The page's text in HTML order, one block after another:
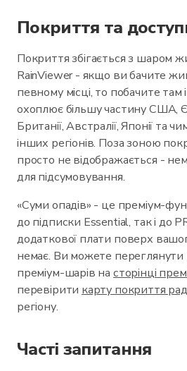
Покриття та
Покриття збігається з шаром
RainViewer - якщо ви бачите
певному місці, то побачите там
охоплює більшу частину США,
Британії, Австралії, Японії та
інших регіонів. Поза зоною
просто не відображається -
для підсумовування.
«Суми опадів» - це преміум-
до підписки Essential, так і до
додаткової плати поверх
немає. Ви можете
преміум-шарів на сторінці
перевірити карту покриття
регіону.
Часті запитання